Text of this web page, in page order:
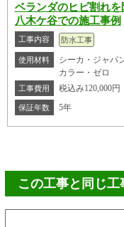
ベランダのヒビ割れ
八木ケ谷での施工事例
工事内容 防水工事
使用材料
シーカ・ジャパ
カラー・ゼロ
工事費用 税込み120,000円
保証年数 5年
この工事と同じ